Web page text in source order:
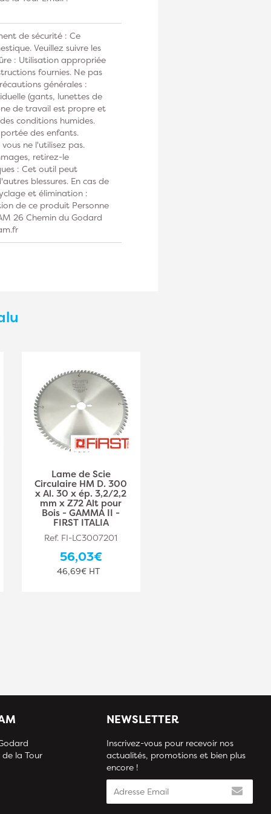
de sécurité : Ce
Veuillez suivre les
: Utilisation appropriée
fournies. Ne pas
générales :
(gants, lunettes de
de travail est propre et
conditions humides.
des enfants.
ne l'utilisez pas.
retirez-le
: Cet outil peut
blessures. En cas de
et élimination :
de ce produit Personne
26 Chemin du Godard
Lame de Scie
Circulaire HM D. 300
x Al. 30 x ép. 3,2/2,2
mm x Z72 Alt pour
Bois - GAMMA II -
FIRST ITALIA
Ref. FI-LC3007201
56,03€
46,69€ HT
de la Tour
NEWSLETTER
Inscrivez-vous pour recevoir nos
actualités, promotions et bien plus
encore !